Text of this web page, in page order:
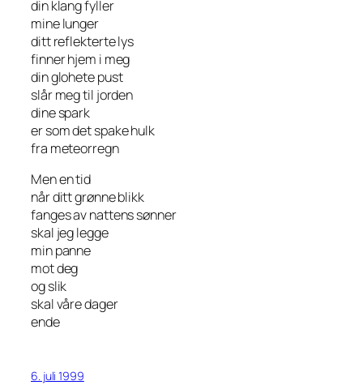
din klang fyller
mine lunger
ditt reflekterte lys
finner hjem i meg
din glohete pust
slår meg til jorden
dine spark
er som det spake hulk
fra meteorregn
Men en tid
når ditt grønne blikk
fanges av nattens sønner
skal jeg legge
min panne
mot deg
og slik
skal våre dager
ende
6. juli 1999